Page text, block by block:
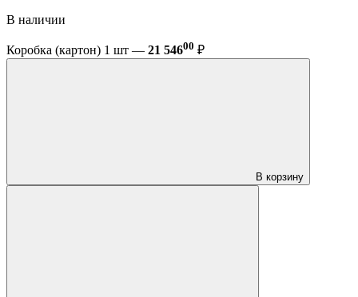
В наличии
Коробка (картон) 1 шт — 21 54600 ₽
В корзину